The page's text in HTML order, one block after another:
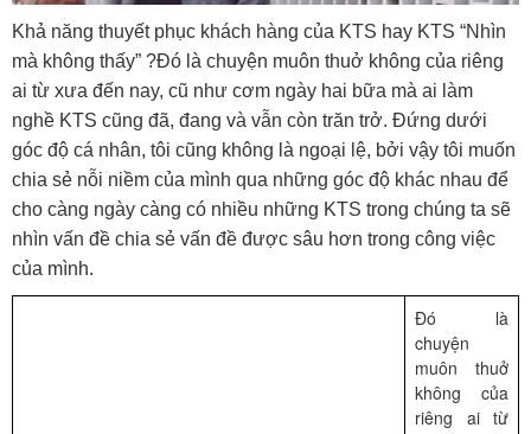
Khả năng thuyết phục khách hàng của KTS hay KTS “Nhìn
mà không thấy” ?Đó là chuyện muôn thuở không của riêng
ai từ xưa đến nay, cũ như cơm ngày hai bữa mà ai làm
nghề KTS cũng đã, đang và vẫn còn trăn trở. Đứng dưới
góc độ cá nhân, tôi cũng không là ngoại lệ, bởi vậy tôi muốn
chia sẻ nỗi niềm của mình qua những góc độ khác nhau để
cho càng ngày càng có nhiều những KTS trong chúng ta sẽ
nhìn vấn đề chia sẻ vấn đề được sâu hơn trong công việc
của mình.
Đó là
chuyện
muôn thuở
không của
riêng ai từ